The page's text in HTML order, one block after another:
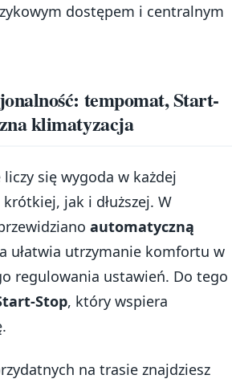
dostępem i centralnym
tempomat, Start-
klimatyzacja
się wygoda w każdej
jak i dłuższej. W
automatyczną
ułatwia utrzymanie komfortu w
regulowania ustawień. Do tego
Stop, który wspiera
na trasie znajdziesz